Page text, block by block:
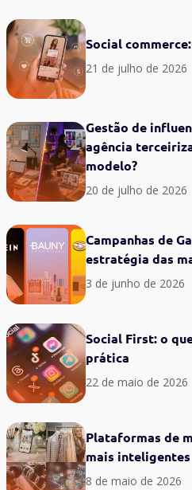
Social
21 de julho de 2026
Gestão de
agência
modelo?
20 de julho de 2026
Campanhas de
estratégia das
3 de junho de 2026
Social First: o
prática
22 de maio de 2026
Plataformas de
mais inteligentes
8 de maio de 2026